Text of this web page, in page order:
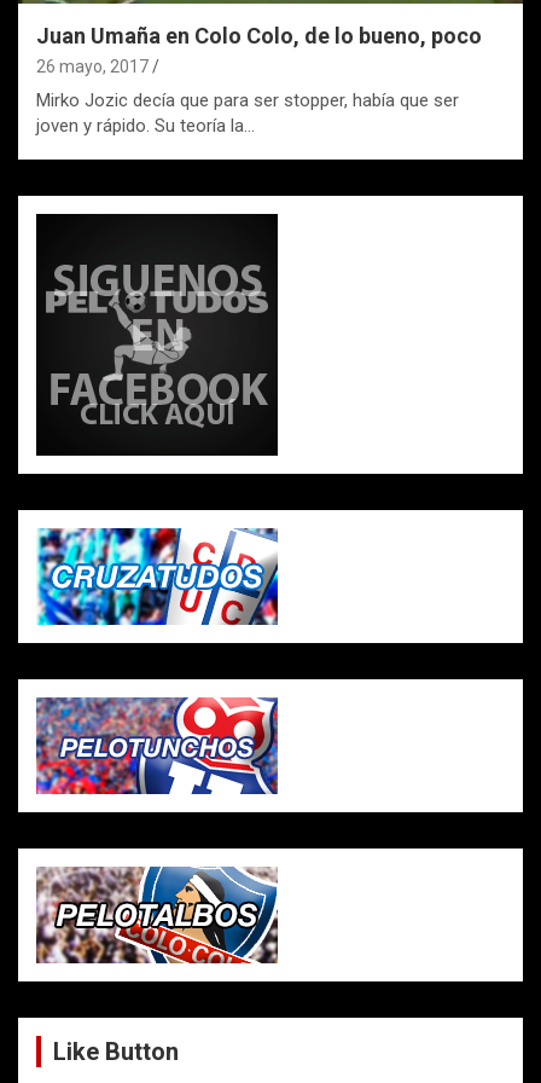
Juan Umaña en Colo Colo, de lo bueno, poco
26 mayo, 2017
Mirko Jozic decía que para ser stopper, había que ser
joven y rápido. Su teoría la…
Like Button